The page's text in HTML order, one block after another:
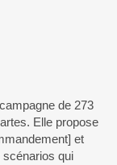
de 273
Elle propose
et
qui